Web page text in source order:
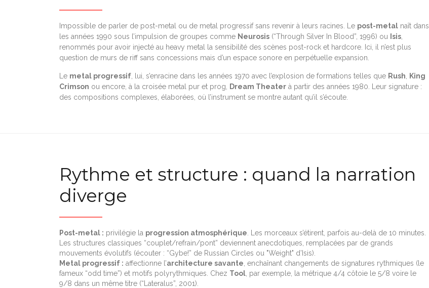
Impossible de parler de post-metal ou de metal progressif sans revenir à leurs racines. Le post-metal naît dans
les années 1990 sous l’impulsion de groupes comme Neurosis (“Through Silver In Blood”, 1996) ou Isis
renommés pour avoir injecté au heavy metal la sensibilité des scènes post-rock et hardcore. Ici, il n’est plus
question de murs de riff sans concessions mais d’un espace sonore en perpétuelle expansion.
Le metal progressif , lui, s’enracine dans les années 1970 avec l’explosion de formations telles que Rush
King
Crimson ou encore, à la croisée metal pur et prog, Dream Theater à partir des années 1980. Leur signature :
des compositions complexes, élaborées, où l’instrument se montre autant qu’il s’écoute.
Rythme et structure : quand la narration
diverge
Post-metal : privilégie la progression atmosphérique . Les morceaux s’étirent, parfois au-delà de 10 minutes.
Les structures classiques “couplet/refrain/pont” deviennent anecdotiques, remplacées par de grands
mouvements évolutifs (écouter : “Gybe!” de Russian Circles ou "Weight" d’Isis).
Metal progressif : affectionne l’architecture savante , enchaînant changements de signatures rythmiques (le
fameux “odd time”) et motifs polyrythmiques. Chez Tool , par exemple, la métrique 4/4 côtoie le 5/8 voire le
9/8 dans un même titre (“Lateralus”, 2001).